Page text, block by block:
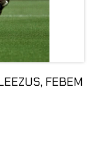
FEBEM